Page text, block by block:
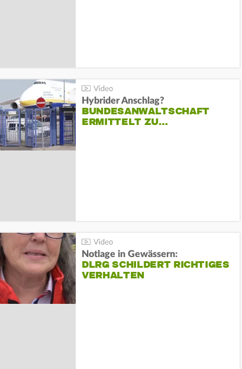
Hybrider Anschlag?
BUNDESANWALTSCHAFT
ERMITTELT ZU…
Notlage in Gewässern:
DLRG SCHILDERT RICHTIGES
VERHALTEN